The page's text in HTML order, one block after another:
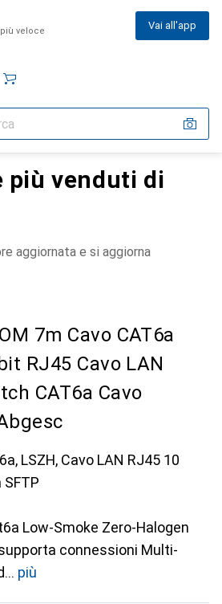
veloce Vai all'app
più venduti di
aggiornata e si aggiorna
7m Cavo CAT6a
RJ45 Cavo LAN
CAT6a Cavo
LSZH, Cavo LAN RJ45 10
Low-Smoke Zero-Halogen
connessioni Multi-
più